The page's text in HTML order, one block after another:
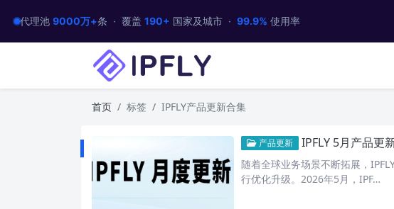
代理池 9000万+条 · 覆盖 190+ 国家及城市 · 99.9% 使用率
首页 标签 IPFLY产品更新合集
产品更新 IPFLY 5月产品更新合集
随着全球业务场景不断拓展，
行优化升级。2026年5月，IPF…